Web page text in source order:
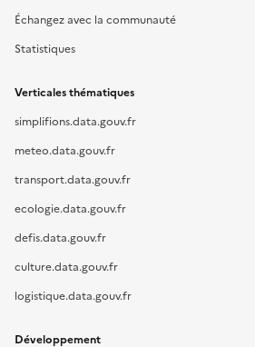
Échangez avec la communauté
Statistiques
Verticales thématiques
simplifions.data.gouv.fr
meteo.data.gouv.fr
transport.data.gouv.fr
ecologie.data.gouv.fr
defis.data.gouv.fr
culture.data.gouv.fr
logistique.data.gouv.fr
Développement